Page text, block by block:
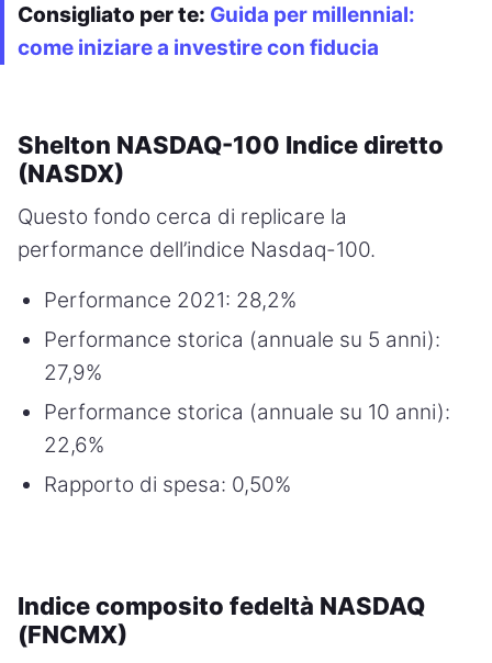
Consigliato per te: Guida per millennial:
come iniziare a investire con fiducia
Shelton NASDAQ-100 Indice diretto
(NASDX)
Questo fondo cerca di replicare la
performance dell’indice Nasdaq-100.
Performance 2021: 28,2%
Performance storica (annuale su 5 anni):
27,9%
Performance storica (annuale su 10 anni):
22,6%
Rapporto di spesa: 0,50%
Indice composito fedeltà NASDAQ
(FNCMX)